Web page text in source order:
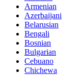
Armenian
Azerbaijani
Belarusian
Bengali
Bosnian
Bulgarian
Cebuano
Chichewa